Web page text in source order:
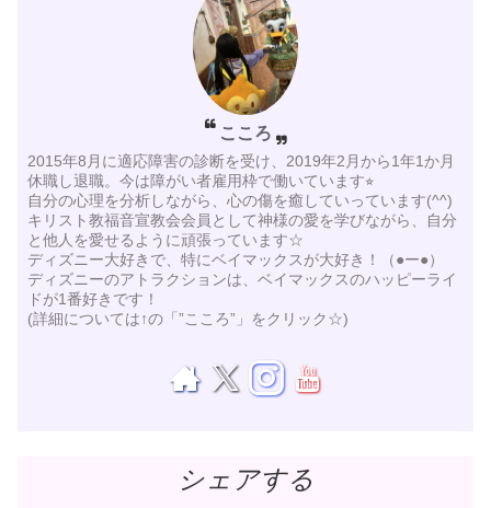
こころ
2015年8月に適応障害の診断を受け、2019年2月から1年1か月
休職し退職。今は障がい者雇用枠で働いています⭐︎
自分の心理を分析しながら、心の傷を癒していっています(^^)
キリスト教福音宣教会会員として神様の愛を学びながら、自分
と他人を愛せるように頑張っています☆
ディズニー大好きで、特にベイマックスが大好き！（●ー●）
ディズニーのアトラクションは、ベイマックスのハッピーライ
ドが1番好きです！
(詳細については↑の「”こころ”」をクリック☆)
シェアする